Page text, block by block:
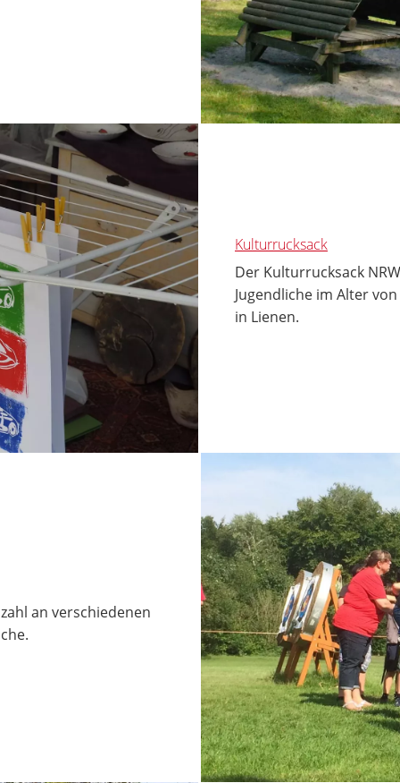
Kulturrucksack
Der Kulturrucksack
Jugendliche im Alter
in Lienen.
an verschiedenen